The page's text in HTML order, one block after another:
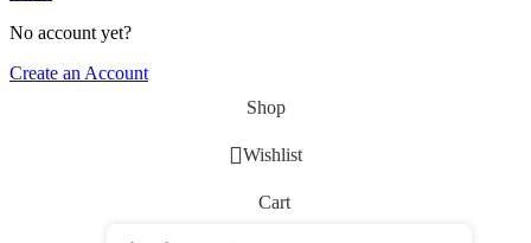
No account yet?
Create an Account
Shop
Wishlist
Cart